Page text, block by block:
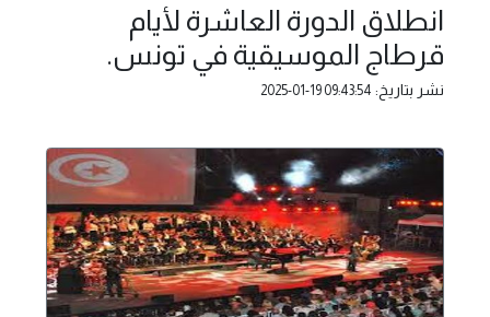
انطلاق الدورة العاشرة لأيام
قرطاج الموسيقية في تونس.
نشر بتاريخ: 2025-01-19 09:43:54